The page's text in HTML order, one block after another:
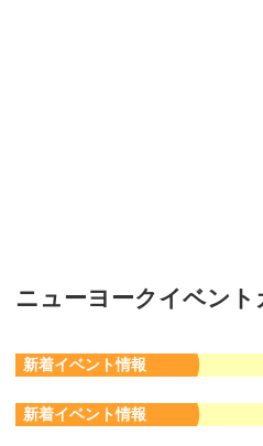
ニューヨークイベント
新着イベント情報
新着イベント情報